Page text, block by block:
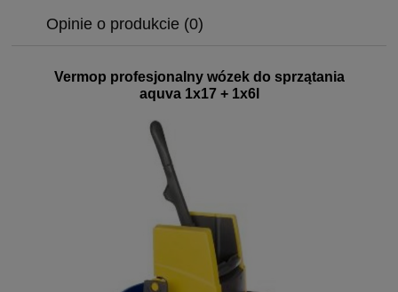
Opinie o produkcie (0)
Vermop profesjonalny wózek do sprzątania
aquva 1x17 + 1x6l